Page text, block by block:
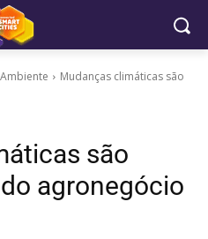
Mudanças climáticas são
são
agronegócio